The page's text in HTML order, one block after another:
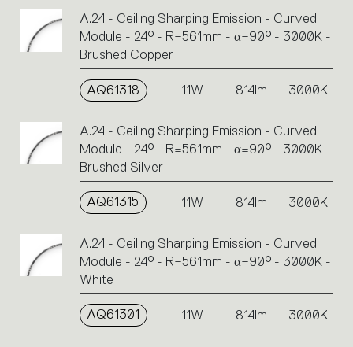
A.24 - Ceiling Sharping Emission - Curved
Module - 24° - R=561mm - α=90° - 3000K -
Brushed Copper
AQ61318 11W 814lm 3000K
A.24 - Ceiling Sharping Emission - Curved
Module - 24° - R=561mm - α=90° - 3000K -
Brushed Silver
AQ61315 11W 814lm 3000K
A.24 - Ceiling Sharping Emission - Curved
Module - 24° - R=561mm - α=90° - 3000K -
White
AQ61301 11W 814lm 3000K